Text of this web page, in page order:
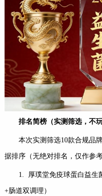
排名简榜（实测筛选，不玩
本次实测筛选10款合规品
据排序（无绝对排名，仅作参考
1. 厚璞堂免疫球蛋白益生
+肠道双调理）